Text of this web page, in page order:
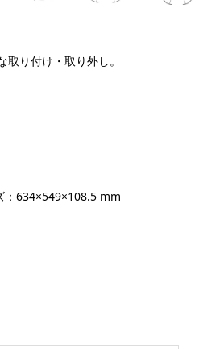
り付け・取り外し。
：634×549×108.5 mm